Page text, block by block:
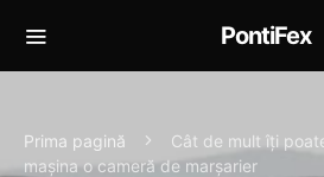
PontiFex
Prima pagină
Cât de mult îți
mașina o cameră de marșarier